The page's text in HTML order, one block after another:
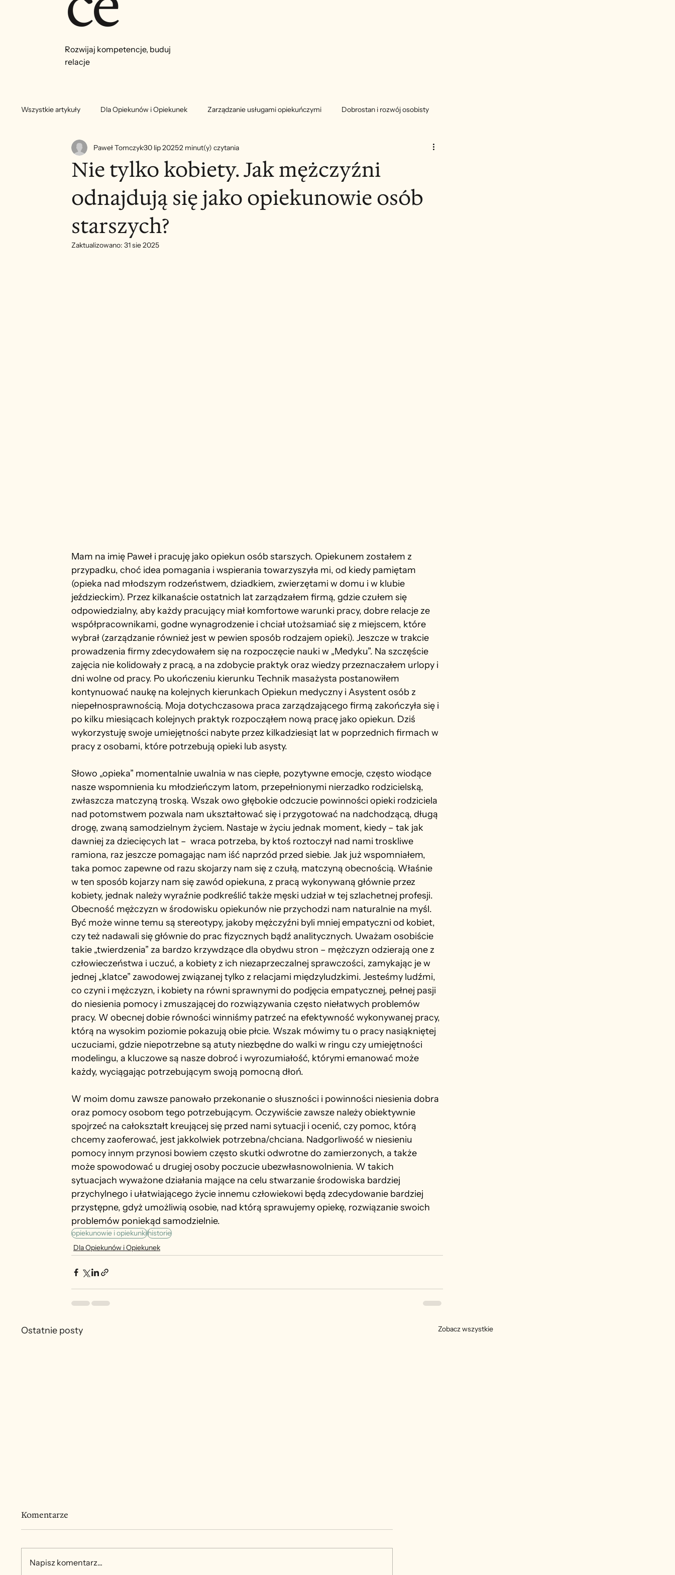
Rozwijaj kompetencje, buduj
relacje
Wszystkie artykuły Dla Opiekunów i Opiekunek Zarządzanie usługami opiekuńczymi Dobrostan i rozwój osobisty
Nie tylko kobiety. Jak mężczyźni
odnajdują się jako opiekunowie osób
starszych?
Paweł Tomczyk30 lip 20252 minut(y) czytania
Zaktualizowano: 31 sie 2025
Mam na imię Paweł i pracuję jako opiekun osób starszych. Opiekunem zostałem z
przypadku, choć idea pomagania i wspierania towarzyszyła mi, od kiedy pamiętam
(opieka nad młodszym rodzeństwem, dziadkiem, zwierzętami w domu i w klubie
jeździeckim). Przez kilkanaście ostatnich lat zarządzałem firmą, gdzie czułem się
odpowiedzialny, aby każdy pracujący miał komfortowe warunki pracy, dobre relacje ze
współpracownikami, godne wynagrodzenie i chciał utożsamiać się z miejscem, które
wybrał (zarządzanie również jest w pewien sposób rodzajem opieki). Jeszcze w trakcie
prowadzenia firmy zdecydowałem się na rozpoczęcie nauki w „Medyku”. Na szczęście
zajęcia nie kolidowały z pracą, a na zdobycie praktyk oraz wiedzy przeznaczałem urlopy i
dni wolne od pracy. Po ukończeniu kierunku Technik masażysta postanowiłem
kontynuować naukę na kolejnych kierunkach Opiekun medyczny i Asystent osób z
niepełnosprawnością. Moja dotychczasowa praca zarządzającego firmą zakończyła się i
po kilku miesiącach kolejnych praktyk rozpocząłem nową pracę jako opiekun. Dziś
wykorzystuję swoje umiejętności nabyte przez kilkadziesiąt lat w poprzednich firmach w
pracy z osobami, które potrzebują opieki lub asysty.
Słowo „opieka” momentalnie uwalnia w nas ciepłe, pozytywne emocje, często wiodące
nasze wspomnienia ku młodzieńczym latom, przepełnionymi nierzadko rodzicielską,
zwłaszcza matczyną troską. Wszak owo głębokie odczucie powinności opieki rodziciela
nad potomstwem pozwala nam ukształtować się i przygotować na nadchodzącą, długą
drogę, zwaną samodzielnym życiem. Nastaje w życiu jednak moment, kiedy – tak jak
dawniej za dziecięcych lat –  wraca potrzeba, by ktoś roztoczył nad nami troskliwe
ramiona, raz jeszcze pomagając nam iść naprzód przed siebie. Jak już wspomniałem,
taka pomoc zapewne od razu skojarzy nam się z czułą, matczyną obecnością. Właśnie
w ten sposób kojarzy nam się zawód opiekuna, z pracą wykonywaną głównie przez
kobiety, jednak należy wyraźnie podkreślić także męski udział w tej szlachetnej profesji.
Obecność mężczyzn w środowisku opiekunów nie przychodzi nam naturalnie na myśl.
Być może winne temu są stereotypy, jakoby mężczyźni byli mniej empatyczni od kobiet,
czy też nadawali się głównie do prac fizycznych bądź analitycznych. Uważam osobiście
takie „twierdzenia” za bardzo krzywdzące dla obydwu stron – mężczyzn odzierają one z
człowieczeństwa i uczuć, a kobiety z ich niezaprzeczalnej sprawczości, zamykając je w
jednej „klatce” zawodowej związanej tylko z relacjami międzyludzkimi. Jesteśmy ludźmi,
co czyni i mężczyzn, i kobiety na równi sprawnymi do podjęcia empatycznej, pełnej pasji
do niesienia pomocy i zmuszającej do rozwiązywania często niełatwych problemów
pracy. W obecnej dobie równości winniśmy patrzeć na efektywność wykonywanej pracy,
którą na wysokim poziomie pokazują obie płcie. Wszak mówimy tu o pracy nasiąkniętej
uczuciami, gdzie niepotrzebne są atuty niezbędne do walki w ringu czy umiejętności
modelingu, a kluczowe są nasze dobroć i wyrozumiałość, którymi emanować może
każdy, wyciągając potrzebującym swoją pomocną dłoń.
W moim domu zawsze panowało przekonanie o słuszności i powinności niesienia dobra
oraz pomocy osobom tego potrzebującym. Oczywiście zawsze należy obiektywnie
spojrzeć na całokształt kreującej się przed nami sytuacji i ocenić, czy pomoc, którą
chcemy zaoferować, jest jakkolwiek potrzebna/chciana. Nadgorliwość w niesieniu
pomocy innym przynosi bowiem często skutki odwrotne do zamierzonych, a także
może spowodować u drugiej osoby poczucie ubezwłasnowolnienia. W takich
sytuacjach wyważone działania mające na celu stwarzanie środowiska bardziej
przychylnego i ułatwiającego życie innemu człowiekowi będą zdecydowanie bardziej
przystępne, gdyż umożliwią osobie, nad którą sprawujemy opiekę, rozwiązanie swoich
problemów poniekąd samodzielnie.
opiekunowie i opiekunkihistorie
Dla Opiekunów i Opiekunek
Ostatnie posty Zobacz wszystkie
Komentarze
Napisz komentarz...